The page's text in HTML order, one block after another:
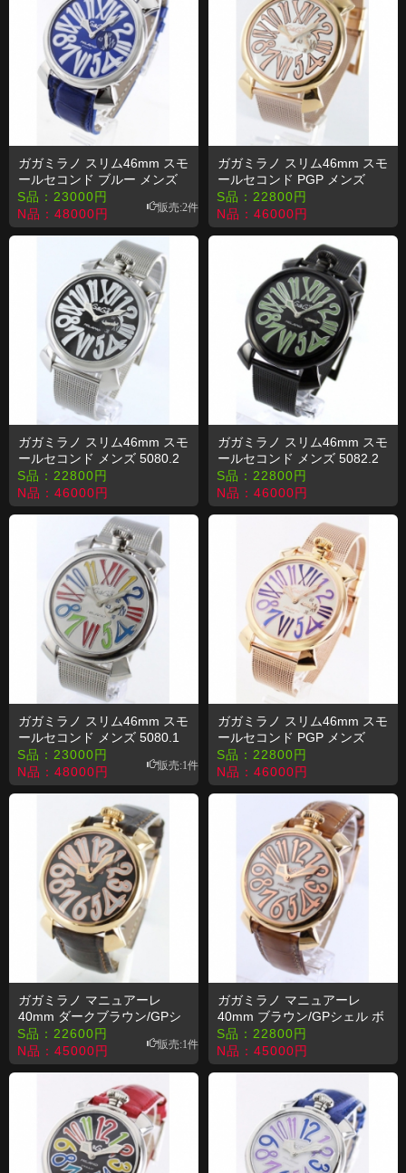
ガガミラノ スリム46mm スモ
ールセコンド ブルー メンズ
5084.3 コピー 時計
S品： 23000円
N品： 48000円
販売:2件
ガガミラノ スリム46mm スモ
ールセコンド PGP メンズ
5081.2 コピー 時計
S品： 22800円
N品： 46000円
ガガミラノ スリム46mm スモ
ールセコンド メンズ 5080.2
コピー 時計
S品： 22800円
N品： 46000円
ガガミラノ スリム46mm スモ
ールセコンド メンズ 5082.2
コピー 時計
S品： 22800円
N品： 46000円
ガガミラノ スリム46mm スモ
ールセコンド メンズ 5080.1
コピー 時計
S品： 23000円
N品： 48000円
販売:1件
ガガミラノ スリム46mm スモ
ールセコンド PGP メンズ
5081.3 コピー 時計
S品： 22800円
N品： 46000円
ガガミラノ マニュアーレ
40mm ダークブラウン/GPシ
ェル ボーイズ 5021.3 コピー
時計
S品： 22600円
N品： 45000円
販売:1件
ガガミラノ マニュアーレ
40mm ブラウン/GPシェル ボ
ーイズ 5021.2 コピー 時計
S品： 22800円
N品： 45000円